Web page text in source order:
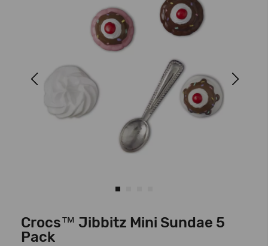
Next
Crocs™ Jibbitz Mini Sundae 5
Pack